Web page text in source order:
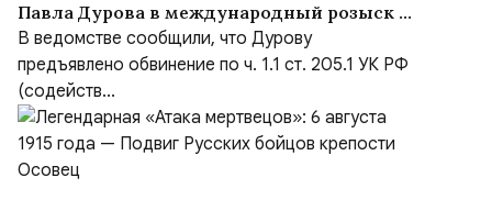
Павла Дурова в международный розыск по
делу о содействии терроризму
В ведомстве сообщили, что Дурову
предъявлено обвинение по ч. 1.1 ст. 205.1 УК РФ
(содейств...